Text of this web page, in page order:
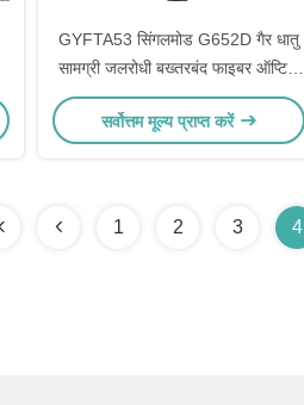
GYFTA53 सिंगलमोड G652D गैर धातु
सामग्री जलरोधी बख्तरबंद फाइबर ऑप्टिक
केबल
सर्वोत्तम मूल्य प्राप्त करें
1 2 3 4